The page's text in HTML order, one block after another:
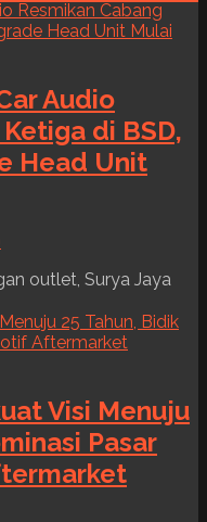
Audio
di BSD,
Head Unit
outlet, Surya Jaya
Visi Menuju
Pasar